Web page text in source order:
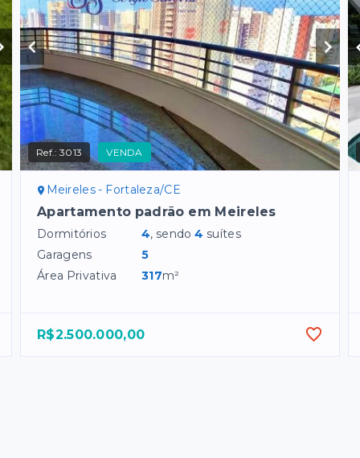
Ref.:3013 VENDA
Meireles - Fortaleza/CE
Apartamento padrão em Meireles
Dormitórios 4, sendo4 suítes
Garagens
5
Área Privativa
317m²
R$2.500.000,00